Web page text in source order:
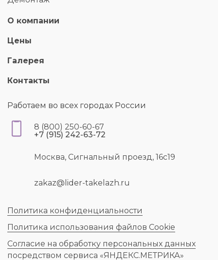
О компании
Цены
Галерея
Контакты
Работаем во всех городах России
8 (800) 250-60-67
+7 (915) 242-63-72
Москва, Сигнальный проезд, 16с19
zakaz@lider-takelazh.ru
Политика конфиденциальности
Политика использования файлов Cookie
Согласие на обработку персональных данных
посредством сервиса «ЯНДЕКС.МЕТРИКА»